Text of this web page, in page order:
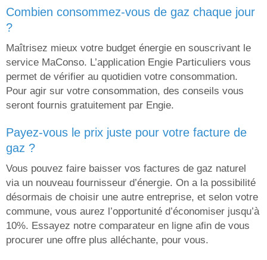
combien consommez-vous de gaz chaque jour
?
Maîtrisez mieux votre budget énergie en souscrivant le
service MaConso. L’application Engie Particuliers vous
permet de vérifier au quotidien votre consommation.
Pour agir sur votre consommation, des conseils vous
seront fournis gratuitement par Engie.
payez-vous le prix juste pour votre facture de
gaz ?
Vous pouvez faire baisser vos factures de gaz naturel
via un nouveau fournisseur d’énergie. On a la possibilité
désormais de choisir une autre entreprise, et selon votre
commune, vous aurez l’opportunité d’économiser jusqu’à
10%. Essayez notre comparateur en ligne afin de vous
procurer une offre plus alléchante, pour vous.